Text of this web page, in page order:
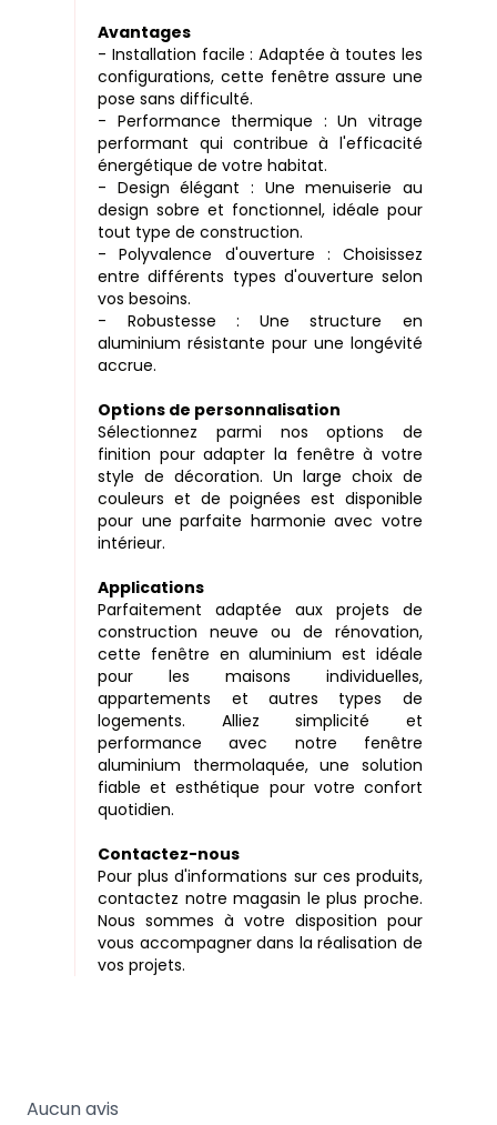
Avantages
- Installation facile : Adaptée à toutes les
configurations, cette fenêtre assure une
pose sans difficulté.
- Performance thermique : Un vitrage
performant qui contribue à l'efficacité
énergétique de votre habitat.
- Design élégant : Une menuiserie au
design sobre et fonctionnel, idéale pour
tout type de construction.
- Polyvalence d'ouverture : Choisissez
entre différents types d'ouverture selon
vos besoins.
- Robustesse : Une structure en
aluminium résistante pour une longévité
accrue.
Options de personnalisation
Sélectionnez parmi nos options de
finition pour adapter la fenêtre à votre
style de décoration. Un large choix de
couleurs et de poignées est disponible
pour une parfaite harmonie avec votre
intérieur.
Applications
Parfaitement adaptée aux projets de
construction neuve ou de rénovation,
cette fenêtre en aluminium est idéale
pour les maisons individuelles,
appartements et autres types de
logements. Alliez simplicité et
performance avec notre fenêtre
aluminium thermolaquée, une solution
fiable et esthétique pour votre confort
quotidien.
Contactez-nous
Pour plus d'informations sur ces produits,
contactez notre magasin le plus proche.
Nous sommes à votre disposition pour
vous accompagner dans la réalisation de
vos projets.
Aucun avis